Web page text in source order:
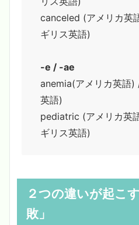
canceled (アメリカ英
ギリス英語)
-e / -ae
anemia(アメリカ英語)
英語)
pediatric (アメリカ英
ギリス英語)
２つの違いが起こ
敗」